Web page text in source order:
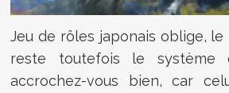
Jeu de rôles japonais oblige,
reste toutefois le système
accrochez-vous bien, car